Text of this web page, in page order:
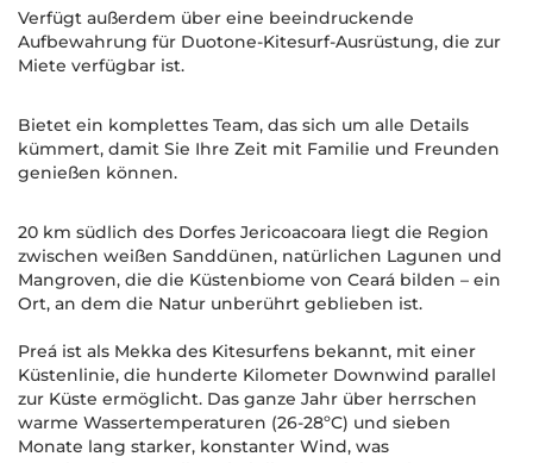
Verfügt außerdem über eine beeindruckende
Aufbewahrung für Duotone-Kitesurf-Ausrüstung, die zur
Miete verfügbar ist.
Bietet ein komplettes Team, das sich um alle Details
kümmert, damit Sie Ihre Zeit mit Familie und Freunden
genießen können.
20 km südlich des Dorfes Jericoacoara liegt die Region
zwischen weißen Sanddünen, natürlichen Lagunen und
Mangroven, die die Küstenbiome von Ceará bilden – ein
Ort, an dem die Natur unberührt geblieben ist.
Preá ist als Mekka des Kitesurfens bekannt, mit einer
Küstenlinie, die hunderte Kilometer Downwind parallel
zur Küste ermöglicht. Das ganze Jahr über herrschen
warme Wassertemperaturen (26-28ºC) und sieben
Monate lang starker, konstanter Wind, was